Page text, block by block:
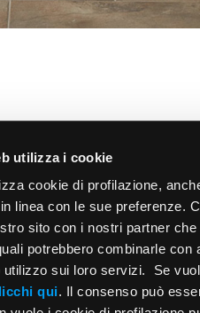
utilizza i cookie
cookie di profilazione,
linea con le sue preferenze.
sito con i nostri partner
potrebbero combinarle
utilizzo sui loro servizi. Se
qui. Il consenso può